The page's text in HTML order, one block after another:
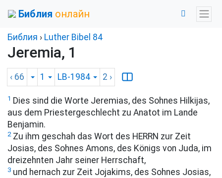
Библия онлайн
Библия › Luther Bibel 84
Jeremia, 1
‹ 66 1 LB-1984 2 ›
1 Dies sind die Worte Jeremias, des Sohnes Hilkijas,
aus dem Priestergeschlecht zu Anatot im Lande
Benjamin.
2Zu ihm geschah das Wort des HERRN zur Zeit
Josias, des Sohnes Amons, des Königs von Juda, im
dreizehnten Jahr seiner Herrschaft,
3 und hernach zur Zeit Jojakims, des Sohnes Josias,